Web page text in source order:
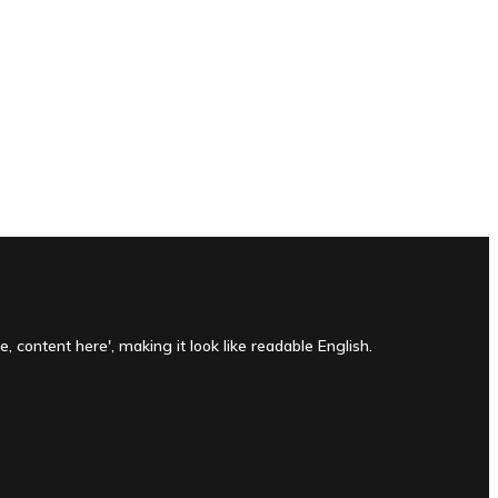
here', making it look like readable English.